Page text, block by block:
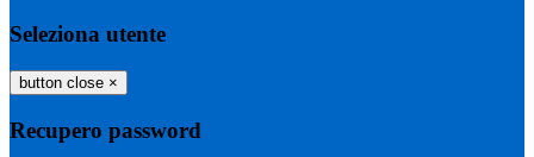
Seleziona utente
button close ×
Recupero password